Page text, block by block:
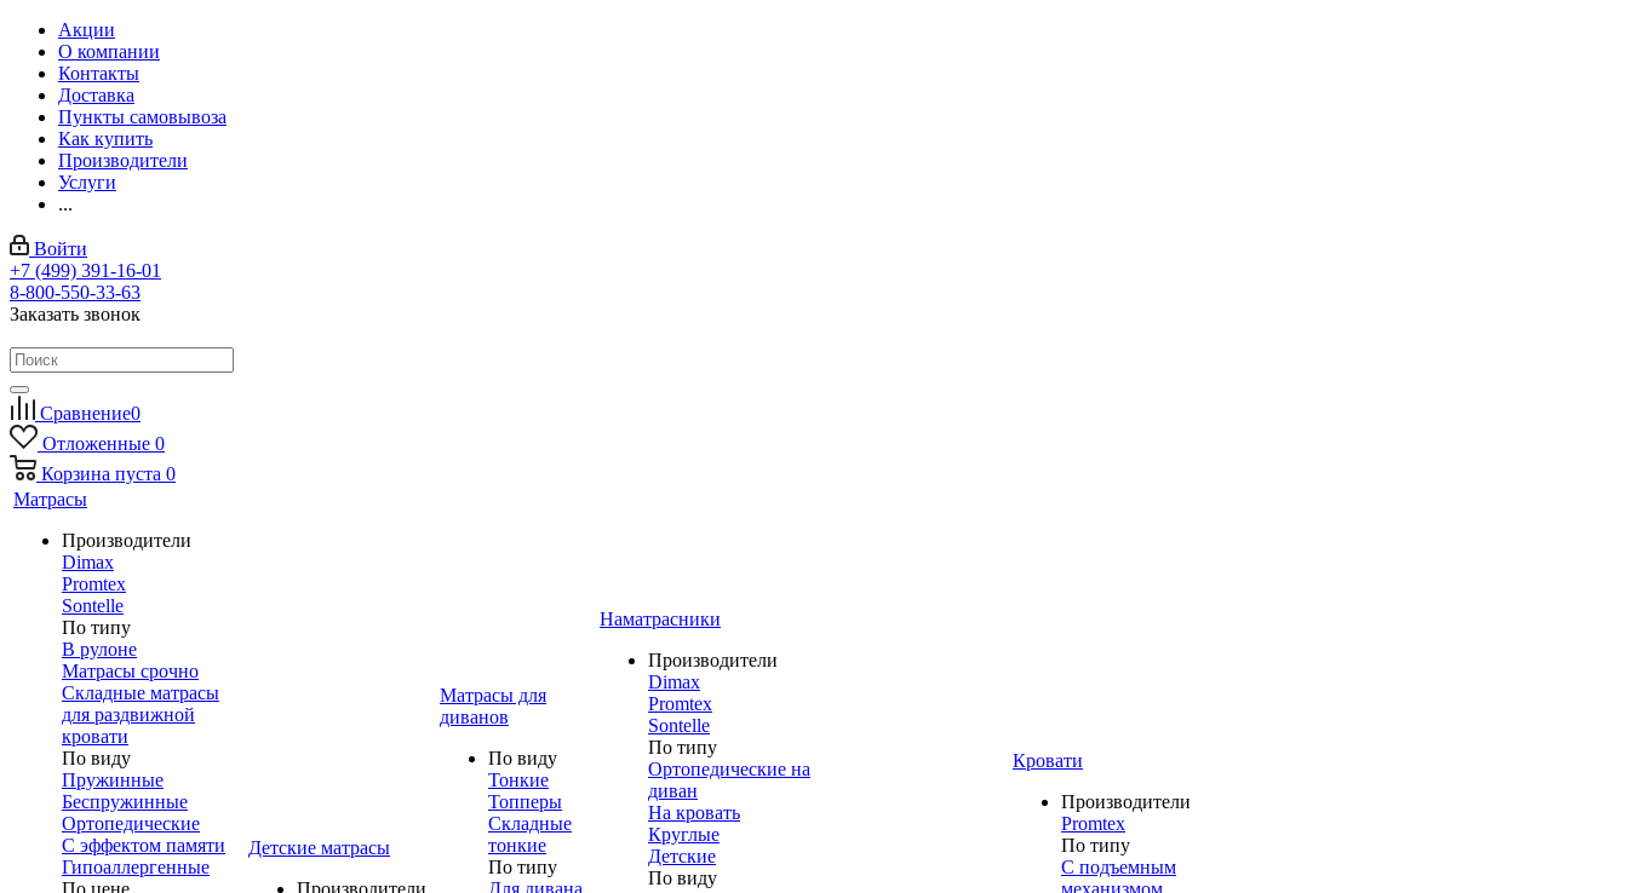
Акции
О компании
Контакты
Доставка
Пункты самовывоза
Как купить
Производители
Услуги
...
Войти
+7 (499) 391-16-01
8-800-550-33-63
Заказать звонок
Сравнение0
Отложенные 0
Корзина пуста 0
Матрасы
Производители
Dimax
Promtex
Sontelle
По типу
В рулоне
Матрасы срочно
Складные матрасы
для раздвижной
кровати
По виду
Пружинные
Беспружинные
Ортопедические
С эффектом памяти
Гипоаллергенные
По цене
Детские матрасы
Производители
Матрасы для
диванов
По виду
Тонкие
Топперы
Складные
тонкие
По типу
Для дивана
Наматрасники
Производители
Dimax
Promtex
Sontelle
По типу
Ортопедические на
диван
На кровать
Круглые
Детские
По виду
Кровати
Производители
Promtex
По типу
С подъемным
механизмом